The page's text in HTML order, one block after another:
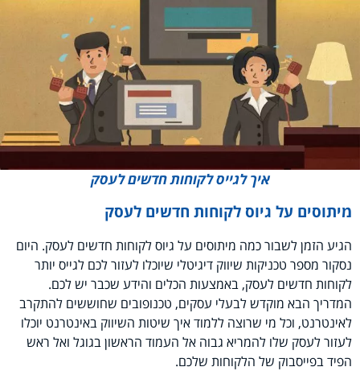
איך לגייס לקוחות חדשים לעסק
מיתוסים על גיוס לקוחות חדשים לעסק
הגיע הזמן לשבור כמה מיתוסים על גיוס לקוחות חדשים לעסק. היום
נסקור מספר טכניקות שיווק דיגיטלי שיוכלו לעזור לכם לגייס יותר
לקוחות חדשים לעסק, באמצעות הכלים והידע שכבר יש לכם.
המדריך הבא מוקדש לבעלי עסקים, טכנופובים שחוששים להתקרב
לאינטרנט, וכל מי שרוצה ללמוד איך שיטות השיווק באינטרנט יוכלו
לעזור לעסק שלו להמריא גבוה אל העמוד הראשון בגוגל ואל ראש
הפיד בפייסבוק של הלקוחות שלכם.